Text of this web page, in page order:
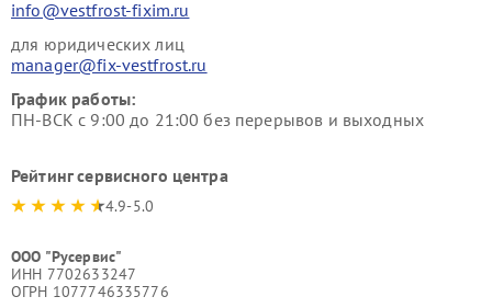
info@vestfrost-fixim.ru
для юридических лиц
manager@fix-vestfrost.ru
График работы:
ПН-ВСК с 9:00 до 21:00 без перерывов и выходных
Рейтинг сервисного центра
4.9-5.0
ООО "Русервис"
ИНН 7702633247
ОГРН 1077746335776